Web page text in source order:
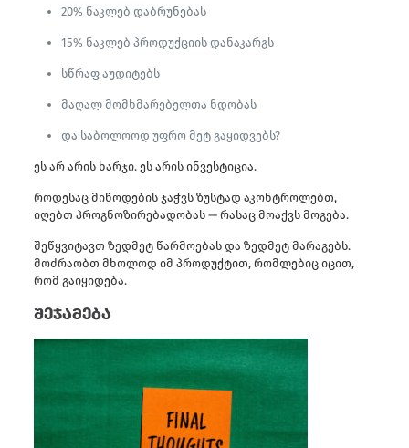
20% ნაკლებ დაბრუნებას
15% ნაკლებ პროდუქციის დანაკარგს
სწრაფ აუდიტებს
მაღალ მომხმარებელთა ნდობას
და საბოლოოდ უფრო მეტ გაყიდვებს?
ეს არ არის ხარჯი. ეს არის ინვესტიცია.
როდესაც მიწოდების ჯაჭვს ზუსტად აკონტროლებთ,
იღებთ პროგნოზირებადობას — რასაც მოაქვს მოგება.
შეწყვიტავთ ზედმეტ წარმოებას და ზედმეტ მარაგებს.
მოძრაობთ მხოლოდ იმ პროდუქტით, რომლებიც იცით,
რომ გაიყიდება.
შეჯამება